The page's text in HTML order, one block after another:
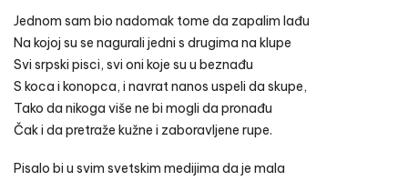
Jednom sam bio nadomak tome da zapalim lađu
Na kojoj su se nagurali jedni s drugima na klupe
Svi srpski pisci, svi oni koje su u beznađu
S koca i konopca, i navrat nanos uspeli da skupe,
Tako da nikoga više ne bi mogli da pronađu
Čak i da pretraže kužne i zaboravljene rupe.
Pisalo bi u svim svetskim medijima da je mala